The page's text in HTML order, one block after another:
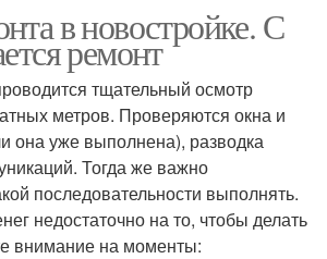
в новостройке. С
ремонт
тщательный осмотр
метров. Проверяются окна и
она уже выполнена), разводка
Тогда же важно
последовательности выполнять.
недостаточно на то, чтобы делать
внимание на моменты: